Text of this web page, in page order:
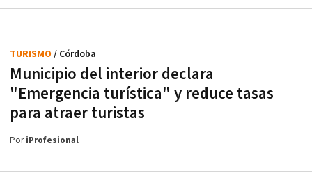
Municipio del interior declara
"Emergencia turística" y reduce tasas
para atraer turistas
TURISMO / Córdoba
PoriProfesional